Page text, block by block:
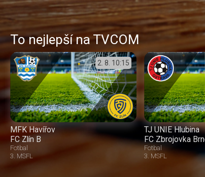
To nejlepší na TVCOM
2. 8. 10:15
MFK Havířov
FC Zlín B
Fotbal
3. MSFL
TJ UNIE Hlubina
FC Zbrojovka
Fotbal
3. MSFL